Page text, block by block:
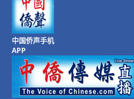
中国侨声手机
APP